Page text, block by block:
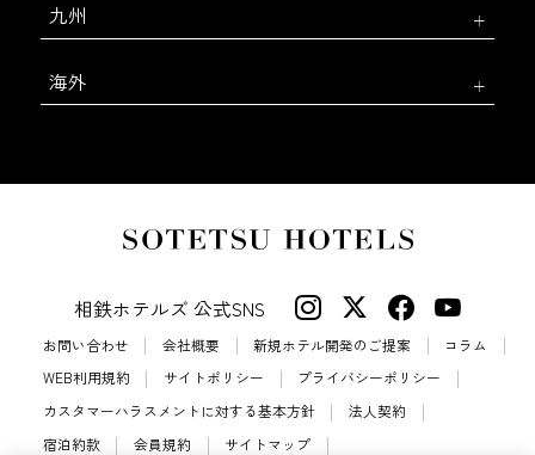
九州
海外
相鉄ホテルズ 公式SNS
お問い合わせ 会社概要 新規ホテル開発のご提案
コラム
WEB利用規約
サイトポリシー
プライバシーポリシー
カスタマーハラスメントに対する基本方針
法人契約
宿泊約款
会員規約 サイトマップ